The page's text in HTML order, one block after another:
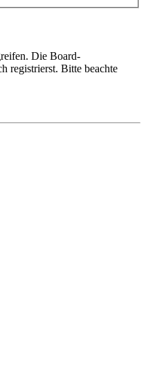
Die Board-
registrierst. Bitte beachte